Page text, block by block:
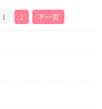
1 2 下一页